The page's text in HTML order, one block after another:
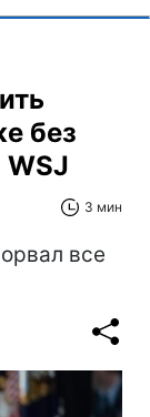
без
WSJ
3 мин
все